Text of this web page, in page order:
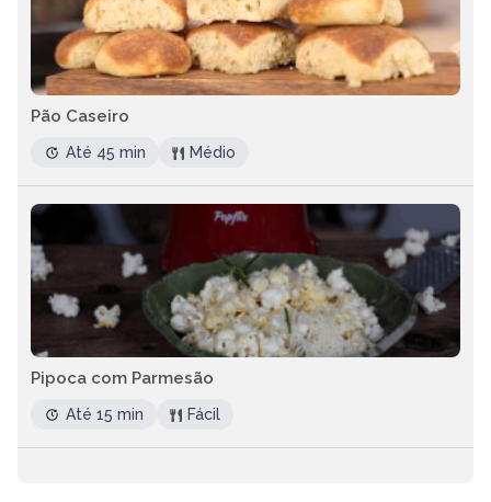
Pão Caseiro
Até 45 min Médio
Pipoca com Parmesão
Até 15 min Fácil